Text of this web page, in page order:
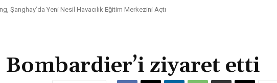
Şanghay’da Yeni Nesil Havacılık Eğitim Merkezini Açtı
Bombardier’i ziyaret etti